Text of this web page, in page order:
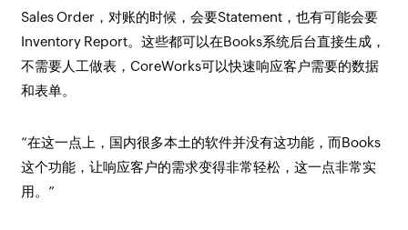
Sales Order，对账的时候，会要Statement，也有可能会要
Inventory Report。这些都可以在Books系统后台直接生成，
不需要人工做表，CoreWorks可以快速响应客户需要的数据
和表单。
“在这一点上，国内很多本土的软件并没有这功能，而Books
这个功能，让响应客户的需求变得非常轻松，这一点非常实
用。”